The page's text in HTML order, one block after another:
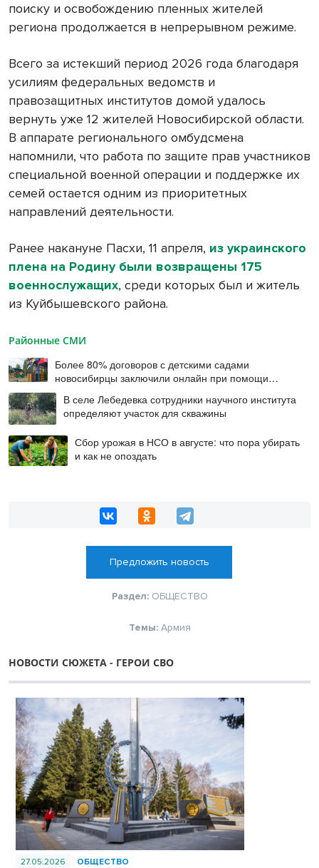
поиску и освобождению пленных жителей
региона продолжается в непрерывном режиме.
Всего за истекший период 2026 года благодаря
усилиям федеральных ведомств и
правозащитных институтов домой удалось
вернуть уже 12 жителей Новосибирской области.
В аппарате регионального омбудсмена
напомнили, что работа по защите прав участников
специальной военной операции и поддержке их
семей остается одним из приоритетных
направлений деятельности.
Ранее накануне Пасхи, 11 апреля, из украинского
плена на Родину были возвращены 175
военнослужащих, среди которых был и житель
из Куйбышевского района.
Районные СМИ
Более 80% договоров с детскими садами
новосибирцы заключили онлайн при помощи
цифровой подписи
В селе Лебедевка сотрудники научного института
определяют участок для скважины
Сбор урожая в НСО в августе: что пора убирать
и как не опоздать
Предложить новость
Раздел: ОБЩЕСТВО
Темы: Армия
НОВОСТИ СЮЖЕТА - ГЕРОИ СВО
27.05.2026 ОБЩЕСТВО